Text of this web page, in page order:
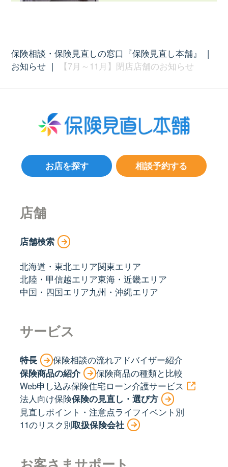
保険相談・保険見直しの窓口『保険見直し本舗』
|
お知らせ | 【7月～11月】閉店店舗のお知らせ
相談予約する
お店を探す
店舗
店舗検索
北海道・東北エリア関東エリア
北陸・甲信越エリア東海・近畿エリア
中国・四国エリア九州・沖縄エリア
サービス
特長 保険相談の流れアドバイザー紹介
保険商品の紹介
保険商品の種類と比較
Web申し込み保険住宅ローン介護サービス
法人向け保険保険の見直し・選び方
見直しポイント・注意点ライフイベント別
11のリスク別取扱保険会社